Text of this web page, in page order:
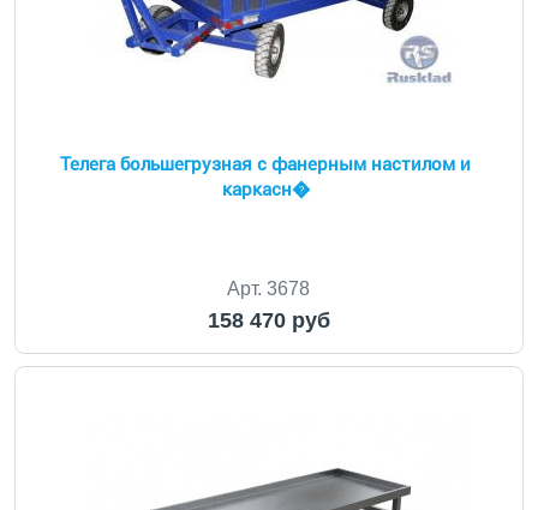
Телега большегрузная с фанерным настилом и
каркасн�
Арт. 3678
158 470 руб